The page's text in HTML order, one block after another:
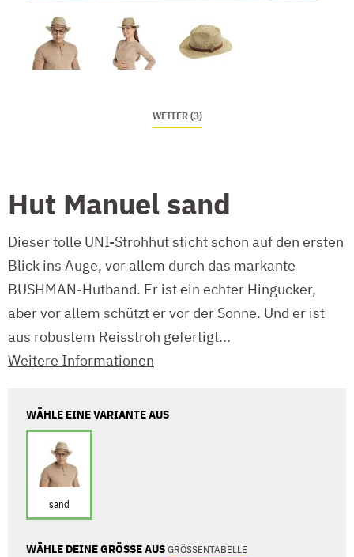
WEITER (3)
Hut Manuel sand
Dieser tolle UNI-Strohhut sticht schon auf den ersten
Blick ins Auge, vor allem durch das markante
BUSHMAN-Hutband. Er ist ein echter Hingucker,
aber vor allem schützt er vor der Sonne. Und er ist
aus robustem Reisstroh gefertigt...
Weitere Informationen
WÄHLE EINE VARIANTE AUS
sand
WÄHLE DEINE GRÖSSE AUSGRÖSSENTABELLE